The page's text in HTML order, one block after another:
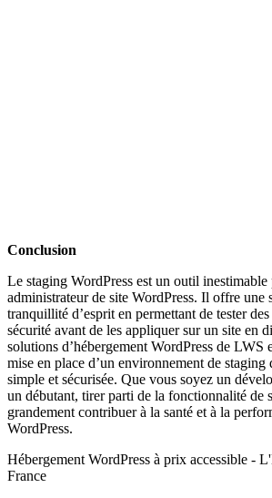
Conclusion
Le staging WordPress est un outil
administrateur de site WordPress. Il offre une
tranquillité d’esprit en permettant de tester
sécurité avant de les appliquer sur un site en
solutions d’hébergement WordPress de LWS
mise en place d’un environnement de staging
simple et sécurisée. Que vous soyez un
un débutant, tirer parti de la fonctionnalité de
grandement contribuer à la santé et à la
WordPress.
Hébergement WordPress à prix accessible -
France